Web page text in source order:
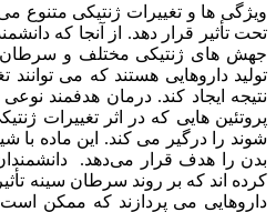
ویژگی ها و تغییرات ژنتیکی متنوع
تحت تأثیر قرار دهد. از آنجا که
جهش های ژنتیکی مختلف و سرطان
تولید داروهایی هستند که می
نتیجه ایجاد کند. درمان هدفمند
پروتئین هایی که در اثر تغییرات
شوند را درگیر می کند. این ماده با
بدن را هدف قرار می‌دهد.
کرده اند که بر روند سرطان سینه
داروهایی می پردازند که ممکن است